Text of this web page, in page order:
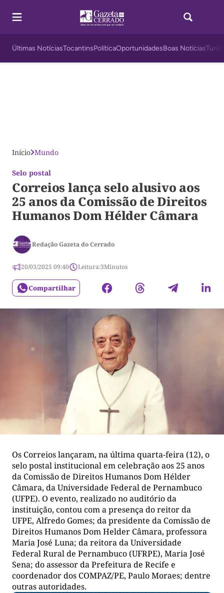
Últimas NotíciasTocantinsPolíticaOportunidadesBoas Notícias
Início Mundo
Selo postal
Correios lança selo alusivo aos
25 anos da Comissão de Direitos
Humanos Dom Hélder Câmara
Redação Gazeta do Cerrado
20/03/2025 09:40 Leitura:3Minutos
Compartilhar
Os Correios lançaram, na última quarta-feira (12), o
selo postal institucional em celebração aos 25 anos
da Comissão de Direitos Humanos Dom Hélder
Câmara, da Universidade Federal de Pernambuco
(UFPE). O evento, realizado no auditório da
instituição, contou com a presença do reitor da
UFPE, Alfredo Gomes; da presidente da Comissão de
Direitos Humanos Dom Helder Câmara, professora
Maria José Luna; da reitora da Universidade
Federal Rural de Pernambuco (UFRPE), Maria José
Sena; do assessor da Prefeitura de Recife e
coordenador dos COMPAZ/PE, Paulo Moraes; dentre
outras autoridades.